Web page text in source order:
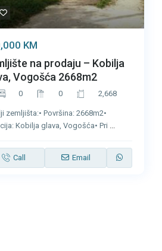
KM
na prodaju – Kobilja
Vogošća 2668m2
0 0 2,668
zemljišta:• Površina: 2668m2•
Kobilja glava, Vogošća• Pri
Call Email